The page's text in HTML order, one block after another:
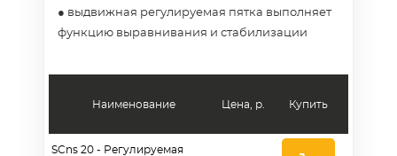
● выдвижная регулируемая пятка выполняет
функцию выравнивания и стабилизации
Наименование
SCns 20 - Регулируемая
Цена, р. Купить